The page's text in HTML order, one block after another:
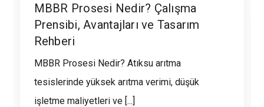
MBBR Prosesi Nedir? Çalışma
Prensibi, Avantajları ve Tasarım
Rehberi
MBBR Prosesi Nedir? Atıksu arıtma
tesislerinde yüksek arıtma verimi, düşük
işletme maliyetleri ve [...]